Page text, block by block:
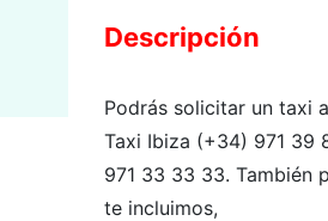
Descripción
Podrás solicitar un taxi
Taxi Ibiza (+34) 971 39
971 33 33 33. También
te incluimos,